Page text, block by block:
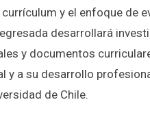
y el enfoque de
desarrollará
y documentos
y a su desarrollo
de Chile.